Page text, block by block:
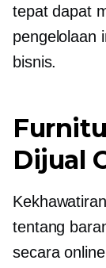
tepat dapat
pengelolaan
bisnis.
Dijual
tentang
secara